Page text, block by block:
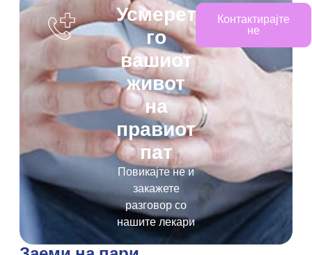
Усмерете
го
вашиот
живот
на
правиот
пат
Повикајте не и
закажете
разговор со
нашите лекари
Контактирајте
не